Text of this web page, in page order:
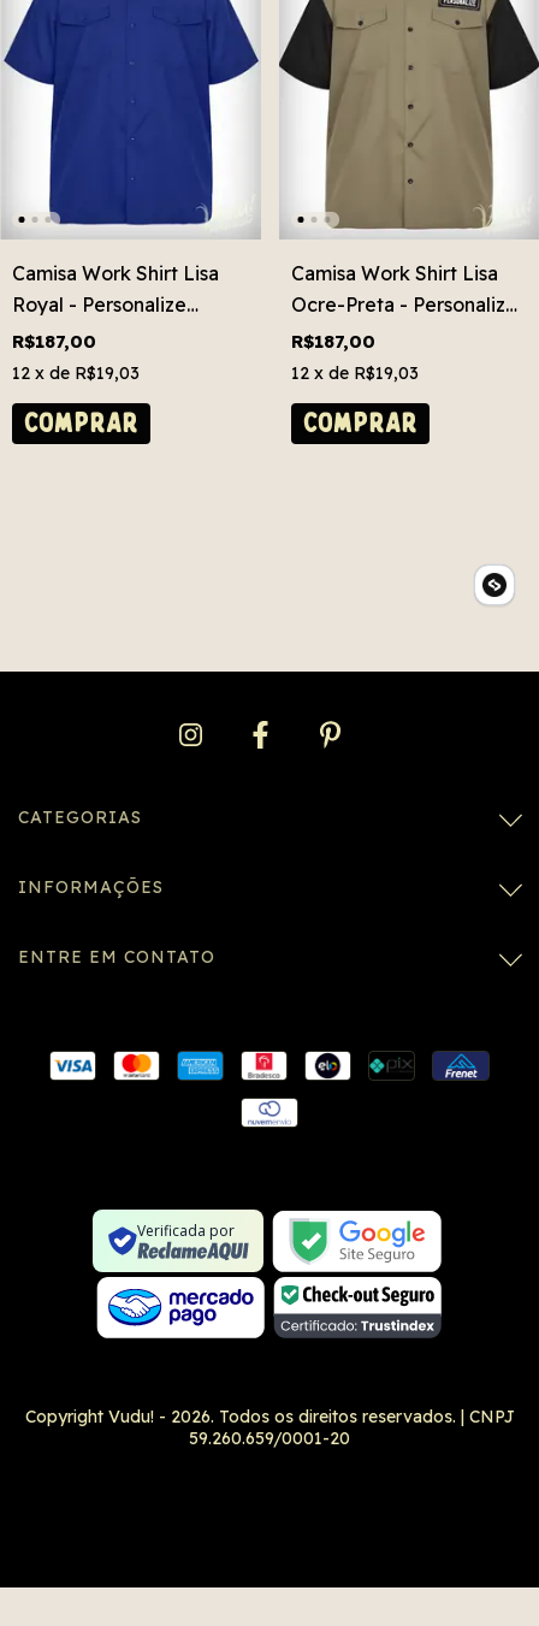
Camisa Work Shirt Lisa
Royal - Personalize
Grátis! Plus Size
R$187,00
12 x de R$19,03
COMPRAR
Camisa Work Shirt Lisa
Ocre-Preta - Personalize
Grátis! Plus Size
R$187,00
12 x de R$19,03
COMPRAR
CATEGORIAS
INFORMAÇÕES
ENTRE EM CONTATO
Verificada por
Não é um site na lista negra
Google Safe Browsing
Copyright Vudu! - 2026. Todos os direitos reservados.